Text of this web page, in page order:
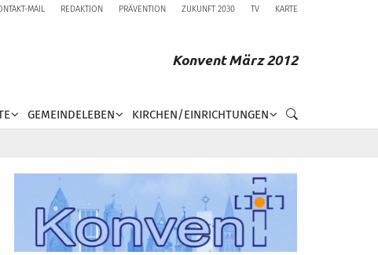
MAIL REDAKTION PRÄVENTION ZUKUNFT 2030 TV KARTE
Konvent März 2012
GEMEINDELEBEN KIRCHEN/EINRICHTUNGEN